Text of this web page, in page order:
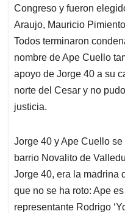
Congreso y fueron
Araujo, Mauricio
Todos terminaron
nombre de Ape Cuello
apoyo de Jorge 40 a su
norte del Cesar y no
justicia.
Jorge 40 y Ape Cuello
barrio Novalito de
Jorge 40, era la madrina
que no se ha roto: Ape
representante Rodrigo